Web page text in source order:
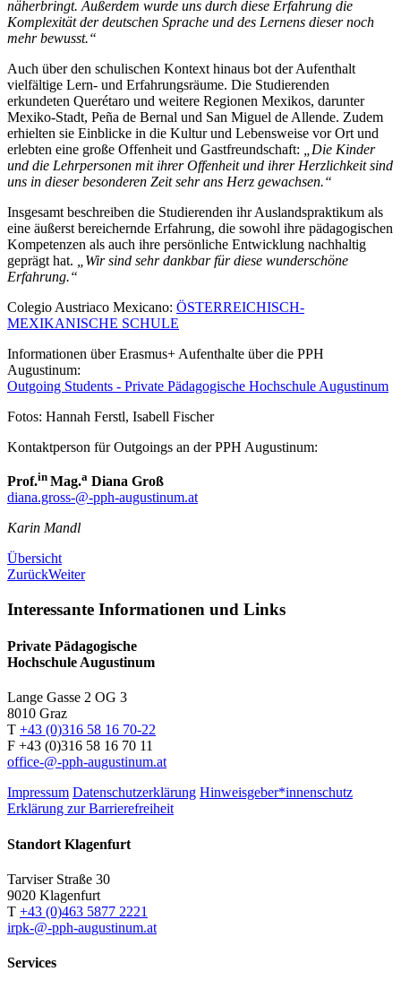
näherbringt. Außerdem wurde uns durch diese Erfahrung die
Komplexität der deutschen Sprache und des Lernens dieser noch
mehr bewusst.“
Auch über den schulischen Kontext hinaus bot der Aufenthalt
vielfältige Lern- und Erfahrungsräume. Die Studierenden
erkundeten Querétaro und weitere Regionen Mexikos, darunter
Mexiko-Stadt, Peña de Bernal und San Miguel de Allende. Zudem
erhielten sie Einblicke in die Kultur und Lebensweise vor Ort und
erlebten eine große Offenheit und Gastfreundschaft:
„Die Kinder
und die Lehrpersonen mit ihrer Offenheit und ihrer Herzlichkeit sind
uns in dieser besonderen Zeit sehr ans Herz gewachsen.“
Insgesamt beschreiben die Studierenden ihr Auslandspraktikum als
eine äußerst bereichernde Erfahrung, die sowohl ihre pädagogischen
Kompetenzen als auch ihre persönliche Entwicklung nachhaltig
geprägt hat.
„Wir sind sehr dankbar für diese wunderschöne
Erfahrung.“
Colegio Austriaco Mexicano: ÖSTERREICHISCH-
MEXIKANISCHE SCHULE
Informationen über Erasmus+ Aufenthalte über die PPH
Augustinum:
Outgoing Students - Private Pädagogische Hochschule Augustinum
Fotos: Hannah Ferstl, Isabell Fischer
Kontaktperson für Outgoings an der PPH Augustinum:
Prof.in Mag.a Diana Groß
diana.gross-@-pph-augustinum.at
Karin Mandl
Übersicht
ZurückWeiter
Interessante Informationen und Links
Private Pädagogische
Hochschule Augustinum
Lange Gasse 2 OG 3
8010 Graz
T +43 (0)316 58 16 70-22
F +43 (0)316 58 16 70 11
office-@-pph-augustinum.at
Impressum Datenschutzerklärung Hinweisgeber*innenschutz
Erklärung zur Barrierefreiheit
Standort Klagenfurt
Tarviser Straße 30
9020 Klagenfurt
T +43 (0)463 5877 2221
irpk-@-pph-augustinum.at
Services